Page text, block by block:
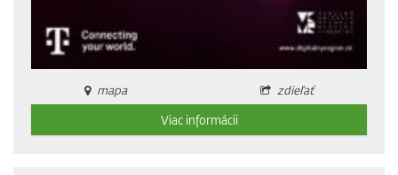
mapa
zdieľať
Viac informácii